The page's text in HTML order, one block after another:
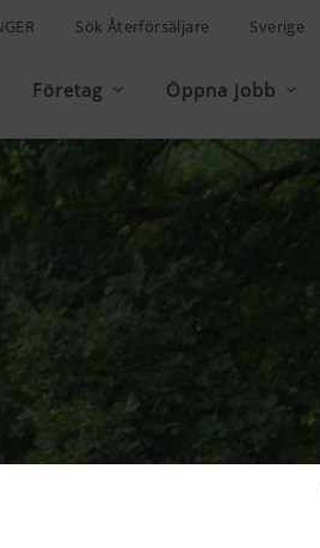
Sök Återförsäljare Sverige
Företag Öppna jobb